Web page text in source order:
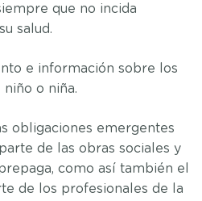
que no incida
salud.
e información sobre los
o niña.
obligaciones emergentes
de las obras sociales y
como así también el
de los profesionales de la